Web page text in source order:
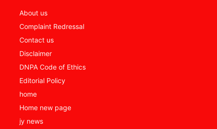
About us
Complaint Redressal
Contact us
Disclaimer
DNPA Code of Ethics
Editorial Policy
home
Home new page
jy news